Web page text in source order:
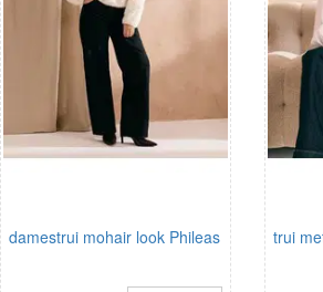
damestrui mohair look Phileas trui